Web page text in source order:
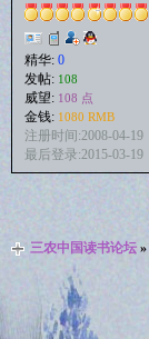
精华: 0
发帖: 108
威望: 108 点
金钱: 1080 RMB
注册时间:2008-04-19
最后登录:2015-03-19
三农中国读书论坛»